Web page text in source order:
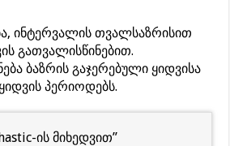
ინტერვალის თვალსაზრისით
გათვალისწინებით.
ბაზრის გაჯერებული ყიდვისა
პერიოდებს.
ის მიხედვით”